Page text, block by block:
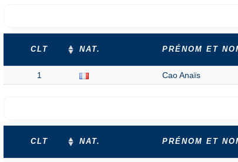
CLT NAT. PRÉNOM ET
1 Cao Anaïs
CLT NAT. PRÉNOM ET